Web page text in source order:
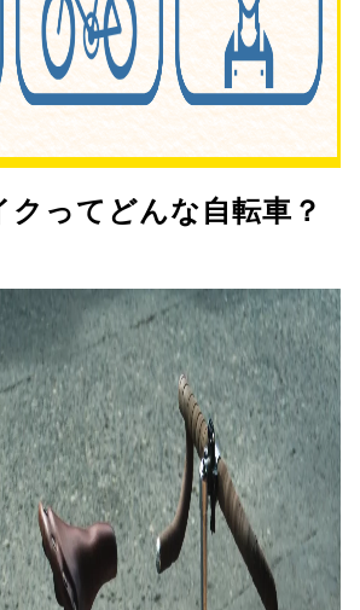
クってどんな自転車？